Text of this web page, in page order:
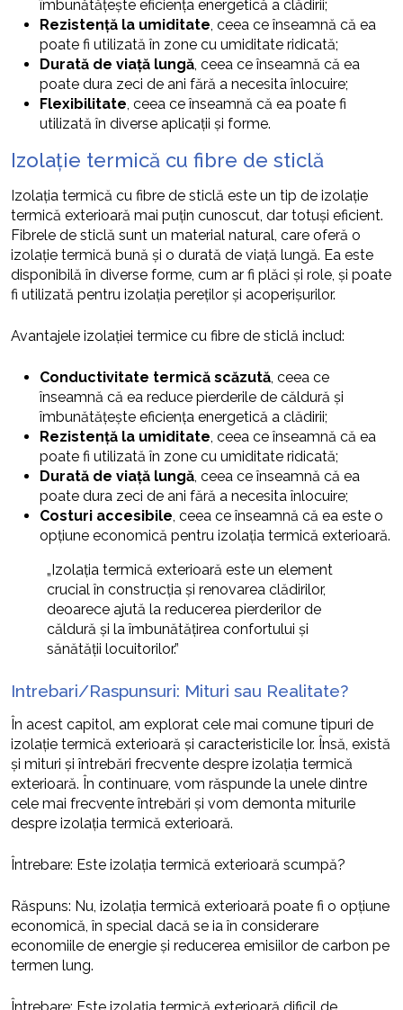
îmbunătățește eficiența energetică a clădirii;
Rezistență la umiditate , ceea ce înseamnă că ea
poate fi utilizată în zone cu umiditate ridicată;
Durată de viață lungă , ceea ce înseamnă că ea
poate dura zeci de ani fără a necesita înlocuire;
Flexibilitate , ceea ce înseamnă că ea poate fi
utilizată în diverse aplicații și forme.
Izolație termică cu fibre de sticlă
Izolația termică cu fibre de sticlă este un tip de izolație
termică exterioară mai puțin cunoscut, dar totuși eficient.
Fibrele de sticlă sunt un material natural, care oferă o
izolație termică bună și o durată de viață lungă. Ea este
disponibilă în diverse forme, cum ar fi plăci și role, și poate
fi utilizată pentru izolația pereților și acoperișurilor.
Avantajele izolației termice cu fibre de sticlă includ:
Conductivitate termică scăzută , ceea ce
înseamnă că ea reduce pierderile de căldură și
îmbunătățește eficiența energetică a clădirii;
Rezistență la umiditate , ceea ce înseamnă că ea
poate fi utilizată în zone cu umiditate ridicată;
Durată de viață lungă , ceea ce înseamnă că ea
poate dura zeci de ani fără a necesita înlocuire;
Costuri accesibile , ceea ce înseamnă că ea este o
opțiune economică pentru izolația termică exterioară.
„Izolația termică exterioară este un element
crucial în construcția și renovarea clădirilor,
deoarece ajută la reducerea pierderilor de
căldură și la îmbunătățirea confortului și
sănătății locuitorilor.”
Intrebari/Raspunsuri: Mituri sau Realitate?
În acest capitol, am explorat cele mai comune tipuri de
izolație termică exterioară și caracteristicile lor. Însă, există
și mituri și întrebări frecvente despre izolația termică
exterioară. În continuare, vom răspunde la unele dintre
cele mai frecvente întrebări și vom demonta miturile
despre izolația termică exterioară.
Întrebare: Este izolația termică exterioară scumpă?
Răspuns: Nu, izolația termică exterioară poate fi o opțiune
economică, în special dacă se ia în considerare
economiile de energie și reducerea emisiilor de carbon pe
termen lung.